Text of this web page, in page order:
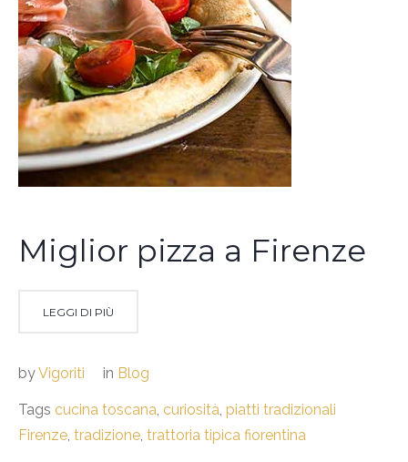
Miglior pizza a Firenze
LEGGI DI PIÙ
byVigoriti in Blog
Tags cucina toscana, curiosità, piatti tradizionali
Firenze, tradizione, trattoria tipica fiorentina